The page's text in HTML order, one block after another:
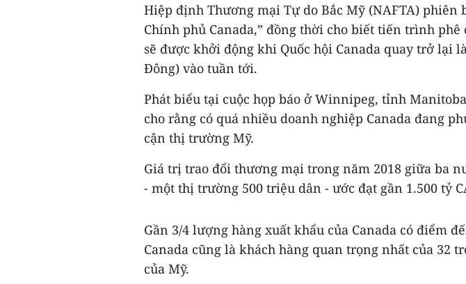
Hiệp định Thương mại Tự do Bắc Mỹ (NAFTA) phiên
Chính phủ Canada,” đồng thời cho biết tiến trình
sẽ được khởi động khi Quốc hội Canada quay trở lại
Đông) vào tuần tới.
Phát biểu tại cuộc họp báo ở Winnipeg, tỉnh
cho rằng có quá nhiều doanh nghiệp Canada đang
cận thị trường Mỹ.
Giá trị trao đổi thương mại trong năm 2018 giữa ba
- một thị trường 500 triệu dân - ước đạt gần 1.500 tỷ
Gần 3/4 lượng hàng xuất khẩu của Canada có điểm
Canada cũng là khách hàng quan trọng nhất của 32
của Mỹ.